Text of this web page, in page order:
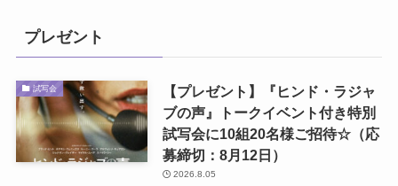
プレゼント
試写会
【プレゼント】『ヒンド・ラジャ
ブの声』トークイベント付き特別
試写会に10組20名様ご招待☆（応
募締切：8月12日）
2026.8.05